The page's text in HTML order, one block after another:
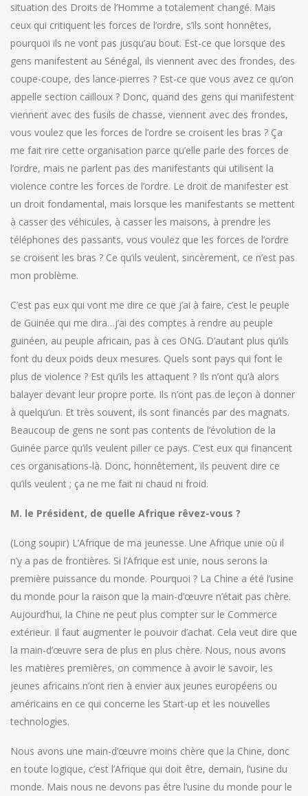
situation des Droits de l’Homme a totalement changé. Mais
ceux qui critiquent les forces de l’ordre, s’ils sont honnêtes,
pourquoi ils ne vont pas jusqu’au bout. Est-ce que lorsque des
gens manifestent au Sénégal, ils viennent avec des frondes, des
coupe-coupe, des lance-pierres ? Est-ce que vous avez ce qu’on
appelle section cailloux ? Donc, quand des gens qui manifestent
viennent avec des fusils de chasse, viennent avec des frondes,
vous voulez que les forces de l’ordre se croisent les bras ? Ça
me fait rire cette organisation parce qu’elle parle des forces de
l’ordre, mais ne parlent pas des manifestants qui utilisent la
violence contre les forces de l’ordre. Le droit de manifester est
un droit fondamental, mais lorsque les manifestants se mettent
à casser des véhicules, à casser les maisons, à prendre les
téléphones des passants, vous voulez que les forces de l’ordre
se croisent les bras ? Ce qu’ils veulent, sincèrement, ce n’est pas
mon problème.
C’est pas eux qui vont me dire ce que j’ai à faire, c’est le peuple
de Guinée qui me dira…j’ai des comptes à rendre au peuple
guinéen, au peuple africain, pas à ces ONG. D’autant plus qu’ils
font du deux poids deux mesures. Quels sont pays qui font le
plus de violence ? Est qu’ils les attaquent ? Ils n’ont qu’à alors
balayer devant leur propre porte. Ils n’ont pas de leçon à donner
à quelqu’un. Et très souvent, ils sont financés par des magnats.
Beaucoup de gens ne sont pas contents de l’évolution de la
Guinée parce qu’ils veulent piller ce pays. C’est eux qui financent
ces organisations-là. Donc, honnêtement, ils peuvent dire ce
qu’ils veulent ; ça ne me fait ni chaud ni froid.
M. le Président, de quelle Afrique rêvez-vous ?
(Long soupir) L’Afrique de ma jeunesse. Une Afrique unie où il
n’y a pas de frontières. Si l’Afrique est unie, nous serons la
première puissance du monde. Pourquoi ? La Chine a été l’usine
du monde pour la raison que la main-d’œuvre n’était pas chère.
Aujourd’hui, la Chine ne peut plus compter sur le Commerce
extérieur. Il faut augmenter le pouvoir d’achat. Cela veut dire que
la main-d’œuvre sera de plus en plus chère. Nous, nous avons
les matières premières, on commence à avoir le savoir, les
jeunes africains n’ont rien à envier aux jeunes européens ou
américains en ce qui concerne les Start-up et les nouvelles
technologies.
Nous avons une main-d’œuvre moins chère que la Chine, donc
en toute logique, c’est l’Afrique qui doit être, demain, l’usine du
monde. Mais nous ne devons pas être l’usine du monde pour le